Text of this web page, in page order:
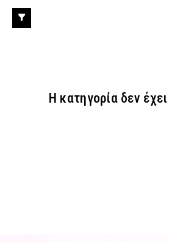
Η κατηγορία δεν